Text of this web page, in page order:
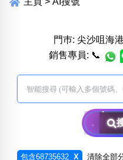
門巿: 尖沙咀海
銷售專員: 📞
包含68735632 X 清除全部